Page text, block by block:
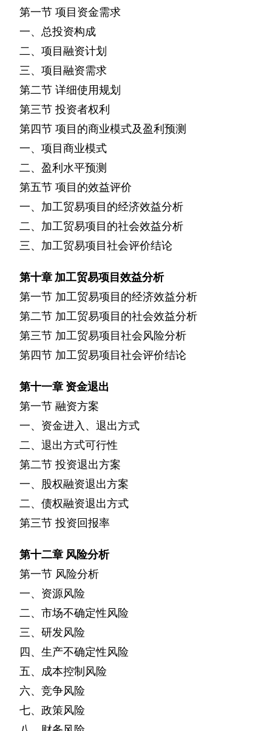
第一节 项目资金需求
一、总投资构成
二、项目融资计划
三、项目融资需求
第二节 详细使用规划
第三节 投资者权利
第四节 项目的商业模式及盈利预测
一、项目商业模式
二、盈利水平预测
第五节 项目的效益评价
一、加工贸易项目的经济效益分析
二、加工贸易项目的社会效益分析
三、加工贸易项目社会评价结论
第十章 加工贸易项目效益分析
第一节 加工贸易项目的经济效益分析
第二节 加工贸易项目的社会效益分析
第三节 加工贸易项目社会风险分析
第四节 加工贸易项目社会评价结论
第十一章 资金退出
第一节 融资方案
一、资金进入、退出方式
二、退出方式可行性
第二节 投资退出方案
一、股权融资退出方案
二、债权融资退出方式
第三节 投资回报率
第十二章 风险分析
第一节 风险分析
一、资源风险
二、市场不确定性风险
三、研发风险
四、生产不确定性风险
五、成本控制风险
六、竞争风险
七、政策风险